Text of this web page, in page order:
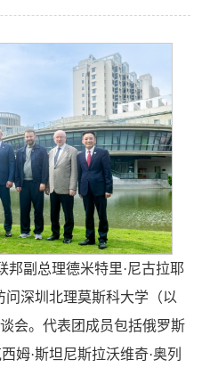
邦副总理德米特里·尼古拉耶
问深圳北理莫斯科大学（以
会。代表团成员包括俄罗斯
姆·斯坦尼斯拉沃维奇·奥列